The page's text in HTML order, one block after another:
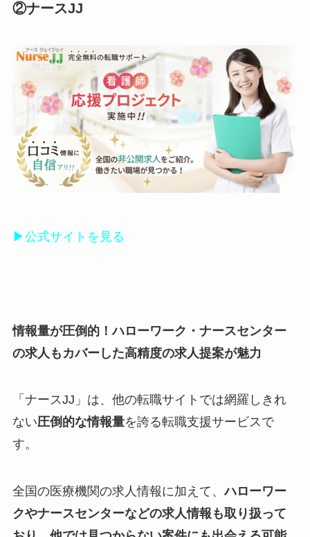
②ナースJJ
▶公式サイトを見る
情報量が圧倒的！ハローワーク・ナースセンター
の求人もカバーした高精度の求人提案が魅力
「ナースJJ」は、他の転職サイトでは網羅しきれ
ない圧倒的な情報量を誇る転職支援サービスで
す。
全国の医療機関の求人情報に加えて、ハローワー
クやナースセンターなどの求人情報も取り扱って